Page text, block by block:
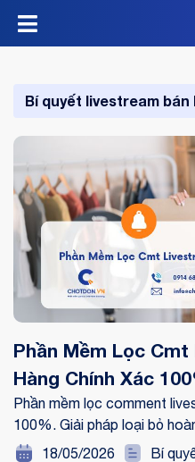
Bí quyết livestream bán
Phần Mềm Lọc
Hàng Chính Xác
Phần mềm lọc comment
100%. Giải pháp loại bỏ
pháp chốt đơn chuẩn xác
18/05/2026 Bí